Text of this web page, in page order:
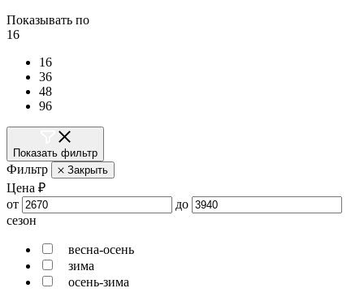
Показывать по
16
16
36
48
96
Показать фильтр
Фильтр Закрыть
Цена ₽
от
до
сезон
весна-осень
зима
осень-зима